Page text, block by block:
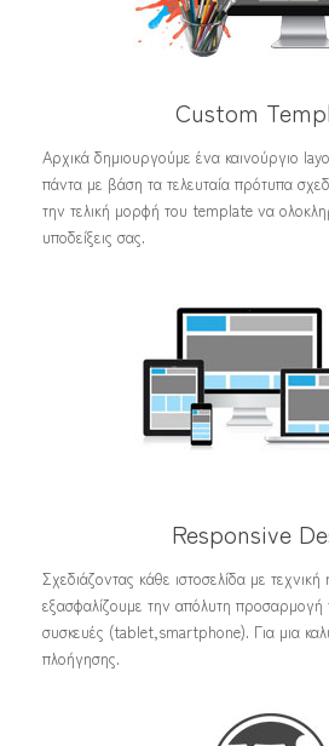
Custom
Αρχικά δημιουργούμε ένα καινούργιο
πάντα με βάση τα τελευταία πρότυπα
την τελική μορφή του template να
υποδείξεις σας.
Responsive
Σχεδιάζοντας κάθε ιστοσελίδα με
εξασφαλίζουμε την απόλυτη προσαρμογή
συσκευές (tablet,smartphone). Για μια
πλοήγησης.